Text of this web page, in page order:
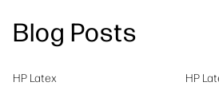
Řešení pracovních postupů
Blog Posts
HP Latex
HP